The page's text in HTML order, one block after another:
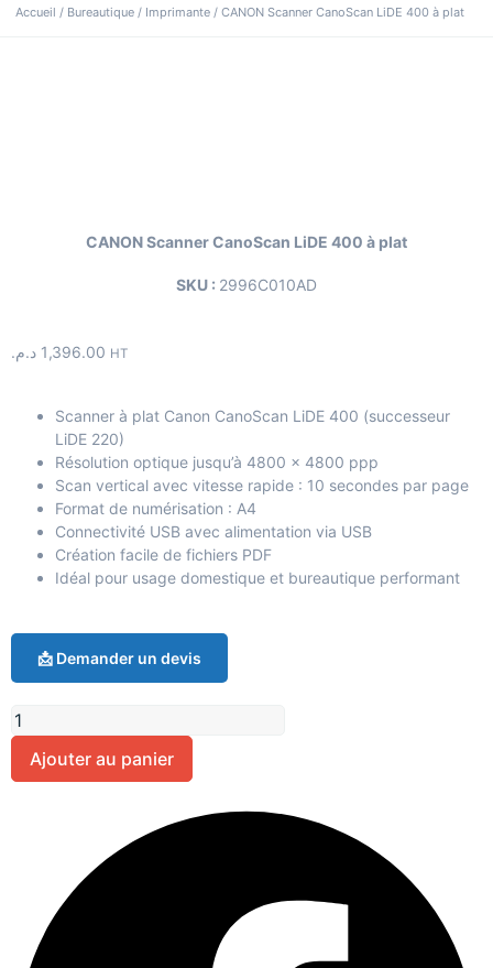
Accueil / Bureautique / Imprimante / CANON Scanner CanoScan LiDE 400 à plat
CANON Scanner CanoScan LiDE 400 à plat
SKU : 2996C010AD
1,396.00 د.م. HT
Scanner à plat Canon CanoScan LiDE 400 (successeur
LiDE 220)
Résolution optique jusqu’à 4800 × 4800 ppp
Scan vertical avec vitesse rapide : 10 secondes par page
Format de numérisation : A4
Connectivité USB avec alimentation via USB
Création facile de fichiers PDF
Idéal pour usage domestique et bureautique performant
📩 Demander un devis
Ajouter au panier